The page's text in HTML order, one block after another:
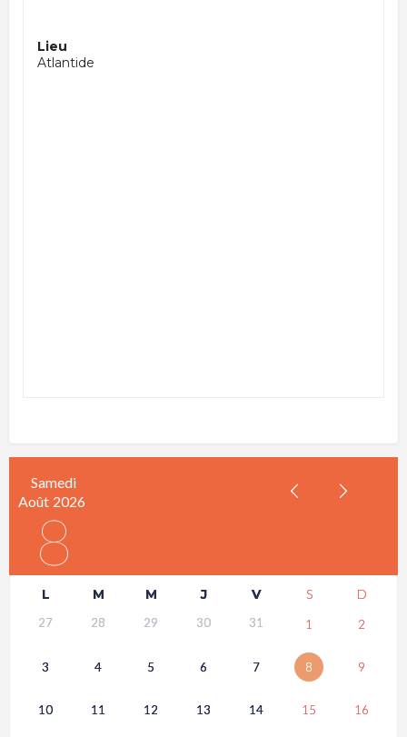
Lieu
Atlantide
Samedi
Août 2026
8
L M M J V S D
27 28 29 30 31 1 2
3 4 5 6 7 8 9
10 11 12 13 14 15 16